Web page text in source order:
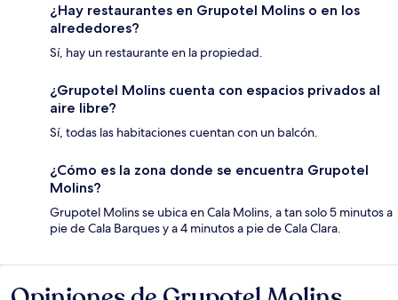
¿Hay restaurantes en Grupotel Molins o en los
alrededores?
Sí, hay un restaurante en la propiedad.
¿Grupotel Molins cuenta con espacios privados al
aire libre?
Sí, todas las habitaciones cuentan con un balcón.
¿Cómo es la zona donde se encuentra Grupotel
Molins?
Grupotel Molins se ubica en Cala Molins, a tan solo 5 minutos a
pie de Cala Barques y a 4 minutos a pie de Cala Clara.